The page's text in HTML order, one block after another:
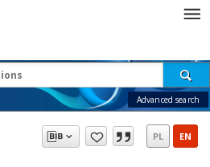
Advanced search
PL EN